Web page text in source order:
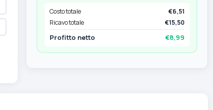
Costo totale
€6,51
Ricavo totale
€15,50
Profitto netto €8,99